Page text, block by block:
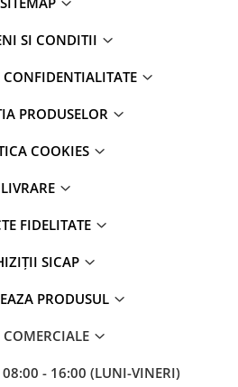
SI CONDITII
PRODUSELOR
COOKIES
LIVRARE
FIDELITATE
SICAP
PRODUSUL
COMERCIALE
08:00 - 16:00 (LUNI-VINERI)